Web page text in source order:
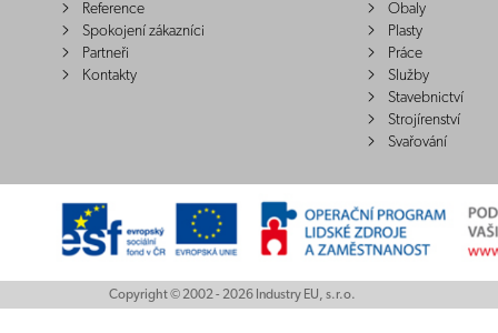
Reference
Spokojení zákazníci
Partneři
Kontakty
Obaly
Plasty
Práce
Služby
Stavebnictví
Strojírenství
Svařování
Copyright © 2002 - 2026 Industry EU, s.r.o.